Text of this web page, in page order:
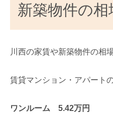
新築物件の相
川西の家賃や新築物件の相
賃貸マンション・アパート
ワンルーム 5.42万円